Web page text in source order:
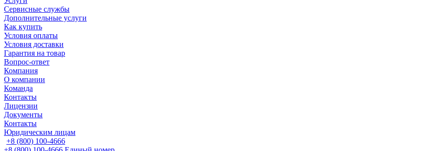
Сервисные службы
Дополнительные услуги
Как купить
Условия оплаты
Условия доставки
Гарантия на товар
Вопрос-ответ
Компания
О компании
Команда
Контакты
Лицензии
Документы
Контакты
Юридическим лицам
+8 (800) 100-4666